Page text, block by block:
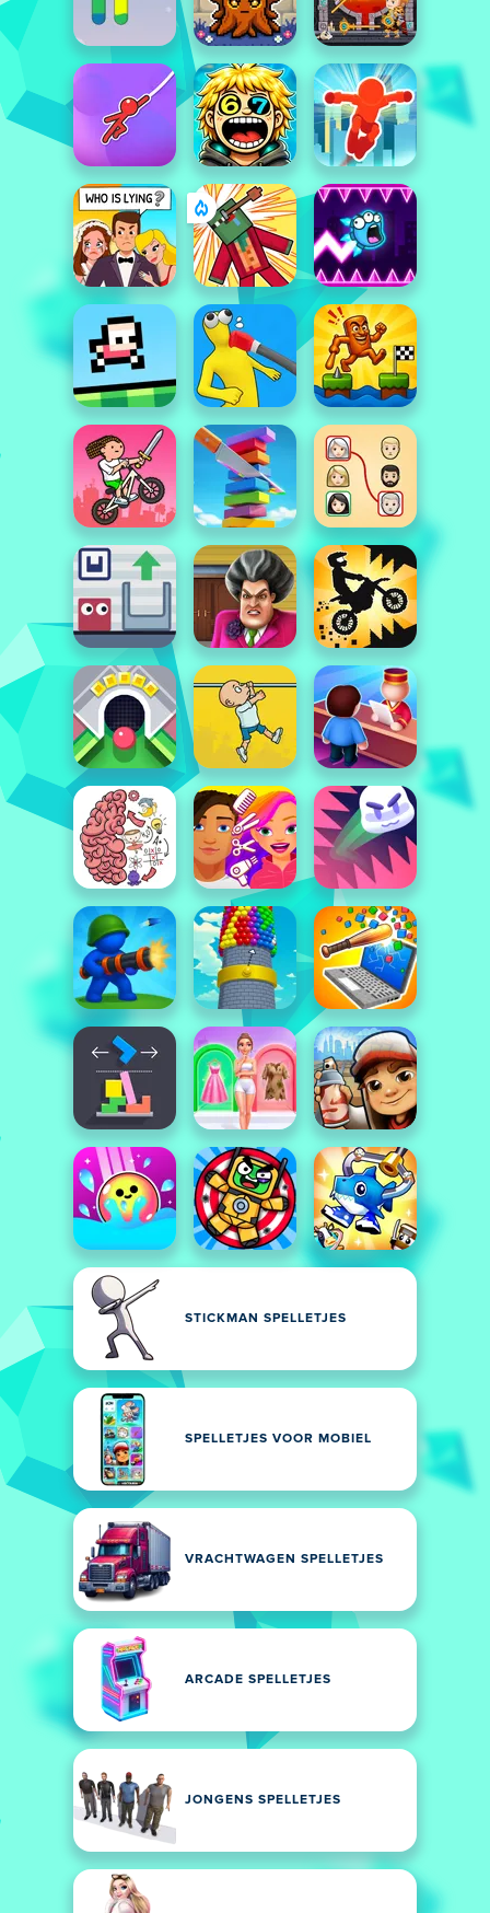
STICKMAN SPELLETJES
SPELLETJES VOOR MOBIEL
VRACHTWAGEN SPELLETJES
ARCADE SPELLETJES
JONGENS SPELLETJES